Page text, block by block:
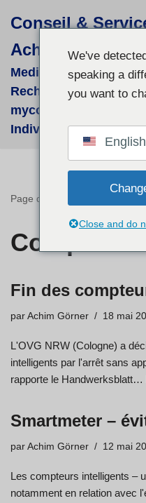
au
contenu
Conseil &
Achim Görner
Medizinisch-
Recherchen für
mycologische
Individual-
Page d'accueil Compteur
Compteur
Fin des
par Achim Görner 18 mai
L'OVG NRW (Cologne) a
intelligents par l'arrêt sans
rapporte le Handwerksblatt…
Smartmeter –
par Achim Görner 12 mai
Les compteurs intelligents –
notamment en relation avec
We've
speaking a
you want to
English
Close and do